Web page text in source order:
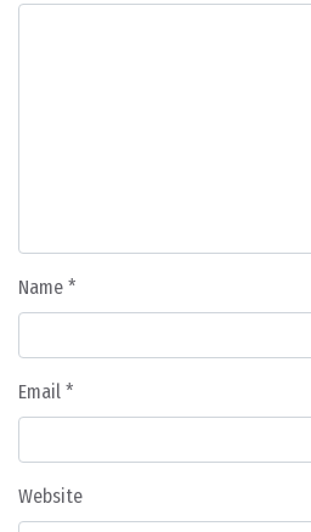
Name *
Email *
Website